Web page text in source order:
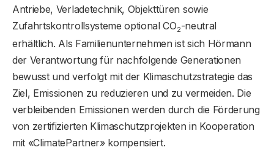
Antriebe, Verladetechnik, Objekttüren sowie
Zufahrtskontrollsysteme optional CO2-neutral
erhältlich. Als Familienunternehmen ist sich Hörmann
der Verantwortung für nachfolgende Generationen
bewusst und verfolgt mit der Klimaschutzstrategie das
Ziel, Emissionen zu reduzieren und zu vermeiden. Die
verbleibenden Emissionen werden durch die Förderung
von zertifizierten Klimaschutzprojekten in Kooperation
mit «ClimatePartner» kompensiert.